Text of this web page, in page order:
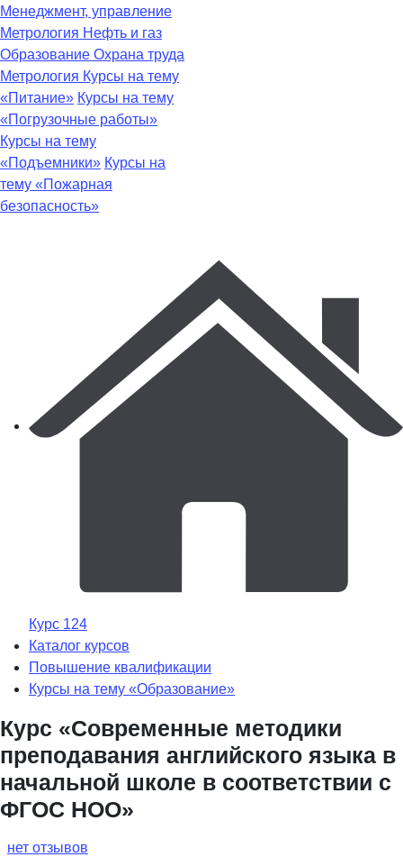
Менеджмент, управление
Метрология Нефть и газ
Образование Охрана труда
Метрология Курсы на тему
«Питание» Курсы на тему
«Погрузочные работы»
Курсы на тему
«Подъемники» Курсы на
тему «Пожарная
безопасность»
Курс 124
Каталог курсов
Повышение квалификации
Курсы на тему «Образование»
Курс «Современные методики
преподавания английского языка в
начальной школе в соответствии с
ФГОС НОО»
нет отзывов